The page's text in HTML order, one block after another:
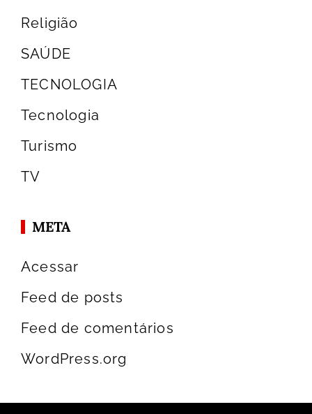
Religião
SAÚDE
TECNOLOGIA
Tecnologia
Turismo
TV
META
Acessar
Feed de posts
Feed de comentários
WordPress.org